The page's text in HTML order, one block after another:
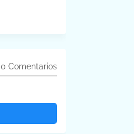
0 Comentarios